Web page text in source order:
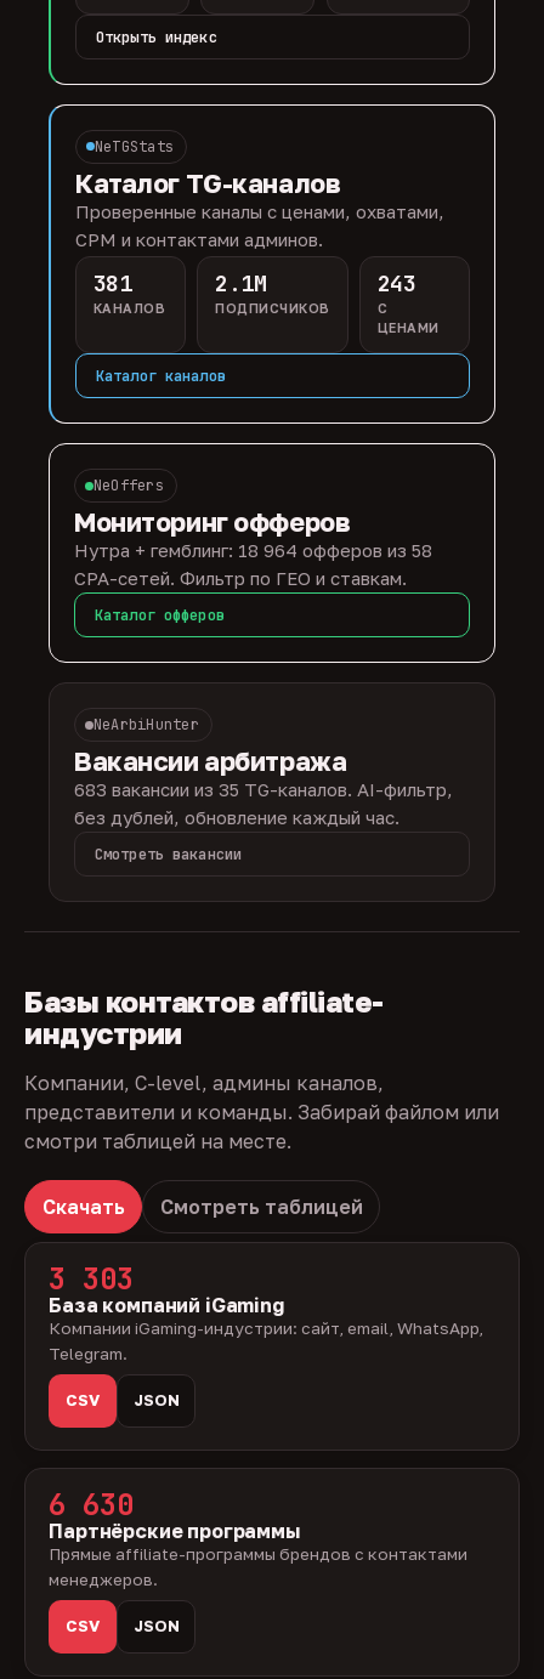
Открыть индекс
NeTGStats
Каталог TG-каналов
Проверенные каналы с ценами, охватами,
CPM и контактами админов.
381
КАНАЛОВ
2.1M
ПОДПИСЧИКОВ
243
С
ЦЕНАМИ
Каталог каналов
NeOffers
Мониторинг офферов
Нутра + гемблинг: 18 964 офферов из 58
CPA-сетей. Фильтр по ГЕО и ставкам.
Каталог офферов
NeArbiHunter
Вакансии арбитража
683 вакансии из 35 TG-каналов. AI-фильтр,
без дублей, обновление каждый час.
Смотреть вакансии
Базы контактов affiliate-
индустрии
Компании, C-level, админы каналов,
представители и команды. Забирай файлом или
смотри таблицей на месте.
Скачать Смотреть таблицей
3 303
База компаний iGaming
Компании iGaming-индустрии: сайт, email, WhatsApp,
Telegram.
CSV JSON
6 630
Партнёрские программы
Прямые affiliate-программы брендов с контактами
менеджеров.
CSV JSON